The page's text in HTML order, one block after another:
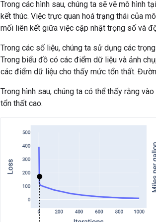
Trong các hình sau, chúng ta sẽ vẽ mô hình
kết thúc. Việc trực quan hoá trạng thái của
mối liên kết giữa việc cập nhật trọng số và
Trong các số liệu, chúng ta sử dụng các
Trong biểu đồ có các điểm dữ liệu và ảnh
các điểm dữ liệu cho thấy mức tổn thất.
Trong hình sau, chúng ta có thể thấy rằng
tổn thất cao.